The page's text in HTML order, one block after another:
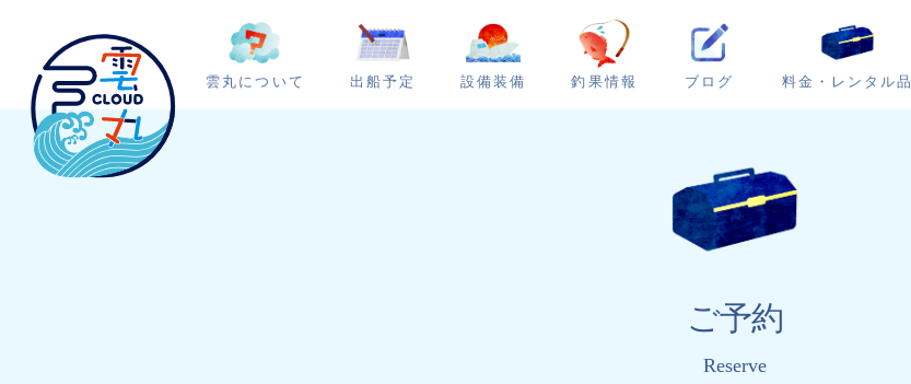
雲丸について 出船予定 設備装備 釣果情報 ブログ 料金・レンタル品
ご予約
Reserve